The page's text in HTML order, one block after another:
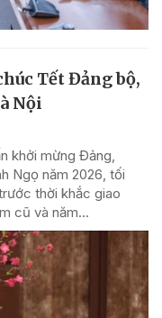
Tết Đảng bộ,
Nội
khởi mừng Đảng,
Ngọ năm 2026, tối
thời khắc giao
cũ và năm...